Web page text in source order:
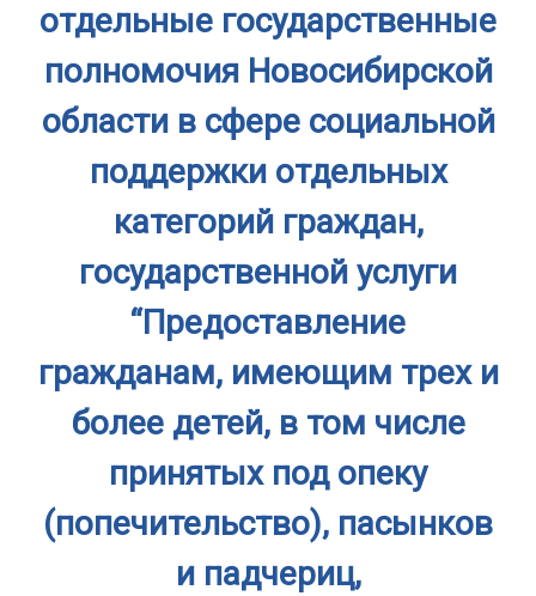
отдельные государственные
полномочия Новосибирской
области в сфере социальной
поддержки отдельных
категорий граждан,
государственной услуги
“Предоставление
гражданам, имеющим трех и
более детей, в том числе
принятых под опеку
(попечительство), пасынков
и падчериц,